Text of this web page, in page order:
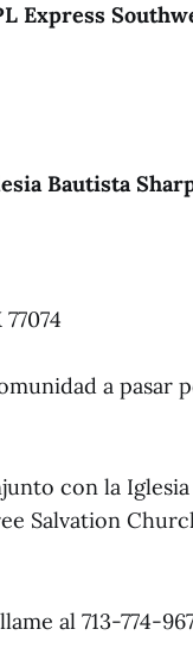
Express
Bautista
a pasar
con la
Salvation
al 713-774-